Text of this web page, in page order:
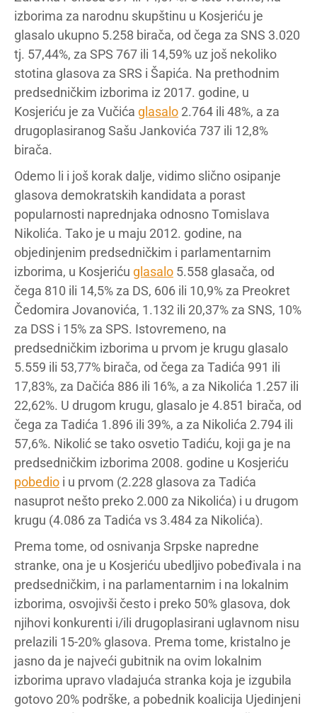
izborima za narodnu skupštinu u Kosjeriću je
glasalo ukupno 5.258 birača, od čega za SNS 3.020
tj. 57,44%, za SPS 767 ili 14,59% uz još nekoliko
stotina glasova za SRS i Šapića. Na prethodnim
predsedničkim izborima iz 2017. godine, u
Kosjeriću je za Vučića glasalo 2.764 ili 48%, a za
drugoplasiranog Sašu Jankovića 737 ili 12,8%
birača.
Odemo li i još korak dalje, vidimo slično osipanje
glasova demokratskih kandidata a porast
popularnosti naprednjaka odnosno Tomislava
Nikolića. Tako je u maju 2012. godine, na
objedinjenim predsedničkim i parlamentarnim
izborima, u Kosjeriću glasalo 5.558 glasača, od
čega 810 ili 14,5% za DS, 606 ili 10,9% za Preokret
Čedomira Jovanovića, 1.132 ili 20,37% za SNS, 10%
za DSS i 15% za SPS. Istovremeno, na
predsedničkim izborima u prvom je krugu glasalo
5.559 ili 53,77% birača, od čega za Tadića 991 ili
17,83%, za Dačića 886 ili 16%, a za Nikolića 1.257 ili
22,62%. U drugom krugu, glasalo je 4.851 birača, od
čega za Tadića 1.896 ili 39%, a za Nikolića 2.794 ili
57,6%. Nikolić se tako osvetio Tadiću, koji ga je na
predsedničkim izborima 2008. godine u Kosjeriću
pobedio i u prvom (2.228 glasova za Tadića
nasuprot nešto preko 2.000 za Nikolića) i u drugom
krugu (4.086 za Tadića vs 3.484 za Nikolića).
Prema tome, od osnivanja Srpske napredne
stranke, ona je u Kosjeriću ubedljivo pobeđivala i na
predsedničkim, i na parlamentarnim i na lokalnim
izborima, osvojivši često i preko 50% glasova, dok
njihovi konkurenti i/ili drugoplasirani uglavnom nisu
prelazili 15-20% glasova. Prema tome, kristalno je
jasno da je najveći gubitnik na ovim lokalnim
izborima upravo vladajuća stranka koja je izgubila
gotovo 20% podrške, a pobednik koalicija Ujedinjeni